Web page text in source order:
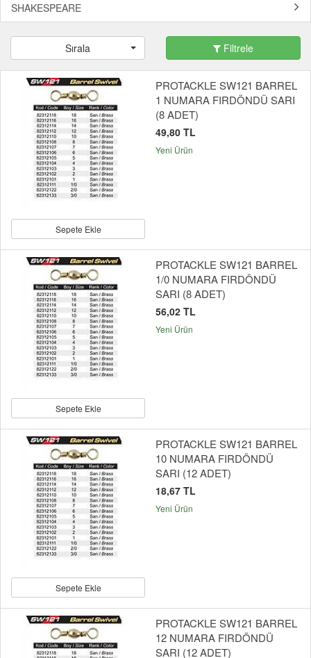
SHAKESPEARE
Sırala Filtrele
Sepete Ekle
PROTACKLE SW121 BARREL
1 NUMARA FIRDÖNDÜ SARI
(8 ADET)
49,80 TL
Yeni Ürün
Sepete Ekle
PROTACKLE SW121 BARREL
1/0 NUMARA FIRDÖNDÜ
SARI (8 ADET)
56,02 TL
Yeni Ürün
Sepete Ekle
PROTACKLE SW121 BARREL
10 NUMARA FIRDÖNDÜ
SARI (12 ADET)
18,67 TL
Yeni Ürün
PROTACKLE SW121 BARREL
12 NUMARA FIRDÖNDÜ
SARI (12 ADET)